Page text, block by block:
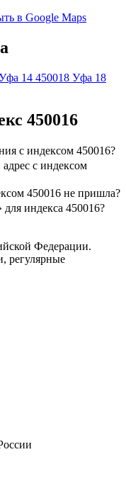
в Google Maps
14 450018 Уфа 18
450016
с индексом 450016?
с индексом
450016 не пришла?
индекса 450016?
Федерации.
регулярные